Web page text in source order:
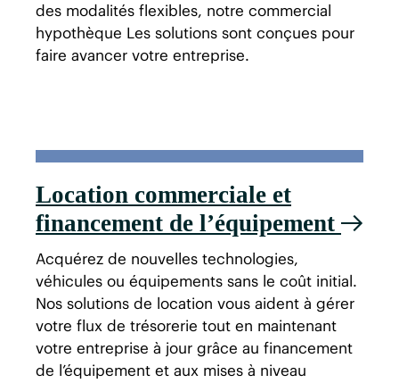
des modalités flexibles, notre commercial
hypothèque Les solutions sont conçues pour
faire avancer votre entreprise.
Location commerciale et
financement de l’équipement
Acquérez de nouvelles technologies,
véhicules ou équipements sans le coût initial.
Nos solutions de location vous aident à gérer
votre flux de trésorerie tout en maintenant
votre entreprise à jour grâce au financement
de l’équipement et aux mises à niveau